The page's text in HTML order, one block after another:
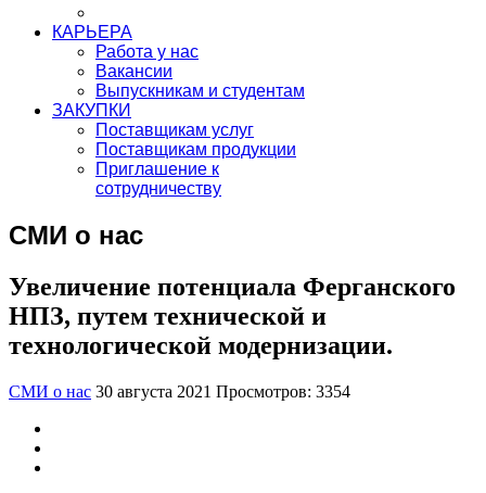
КАРЬЕРА
Работа у нас
Вакансии
Выпускникам и студентам
ЗАКУПКИ
Поставщикам услуг
Поставщикам продукции
Приглашение к
сотрудничеству
СМИ о нас
Увеличение потенциала Ферганского
НПЗ, путем технической и
технологической модернизации.
СМИ о нас 30 августа 2021 Просмотров: 3354